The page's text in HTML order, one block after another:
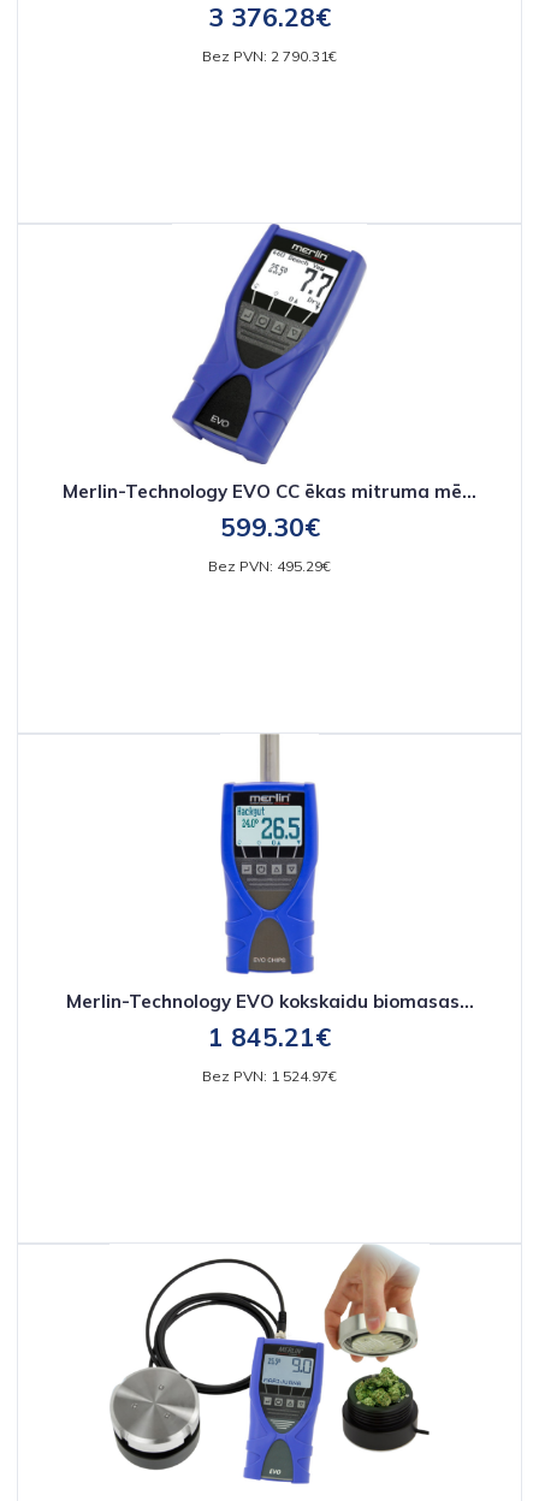
3 376.28€
Bez PVN: 2 790.31€
Merlin-Technology EVO CC ēkas mitruma mē...
599.30€
Bez PVN: 495.29€
Merlin-Technology EVO kokskaidu biomasas...
1 845.21€
Bez PVN: 1 524.97€